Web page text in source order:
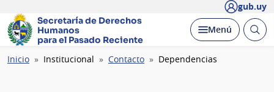
gub.uy
Secretaría de Derechos
Humanos
para el Pasado Reciente
Desplegar
Menú Abrir
Ruta
Inicio Institucional Contacto Dependencias